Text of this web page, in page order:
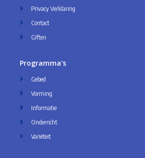
Privacy Verklaring
Contact
Giften
Programma's
Gebed
Vorming
Informatie
Onderricht
Variëteit